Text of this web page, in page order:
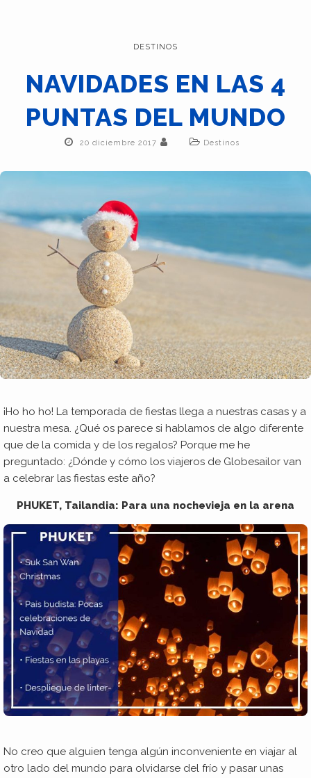
DESTINOS
NAVIDADES EN LAS 4
PUNTAS DEL MUNDO
20 diciembre 2017 Destinos
¡Ho ho ho! La temporada de fiestas llega a nuestras casas y a
nuestra mesa. ¿Qué os parece si hablamos de algo diferente
que de la comida y de los regalos? Porque me he
preguntado: ¿Dónde y cómo los viajeros de Globesailor van
a celebrar las fiestas este año?
PHUKET, Tailandia: Para una nochevieja en la arena
No creo que alguien tenga algún inconveniente en viajar al
otro lado del mundo para olvidarse del frío y pasar unas